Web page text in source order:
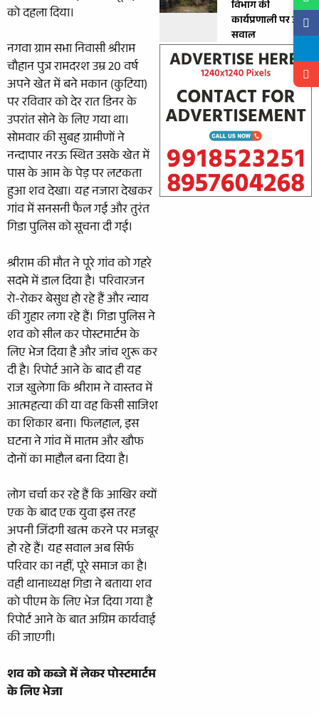
को दहला दिया।
नगवा ग्राम सभा निवासी श्रीराम
चौहान पुत्र रामदरश उम्र 20 वर्ष
अपने खेत में बने मकान (कुटिया)
पर रविवार को देर रात डिनर के
उपरांत सोने के लिए गया था।
सोमवार की सुबह ग्रामीणों ने
नन्दापार नरऊ स्थित उसके खेत में
पास के आम के पेड़ पर लटकता
हुआ शव देखा। यह नजारा देखकर
गांव में सनसनी फैल गई और तुरंत
गिडा पुलिस को सूचना दी गई।
श्रीराम की मौत ने पूरे गांव को गहरे
सदमे में डाल दिया है। परिवारजन
रो-रोकर बेसुध हो रहे हैं और न्याय
की गुहार लगा रहे हैं। गिडा पुलिस ने
शव को सील कर पोस्टमार्टम के
लिए भेज दिया है और जांच शुरू कर
दी है। रिपोर्ट आने के बाद ही यह
राज खुलेगा कि श्रीराम ने वास्तव में
आत्महत्या की या वह किसी साजिश
का शिकार बना। फिलहाल, इस
घटना ने गांव में मातम और खौफ
दोनों का माहौल बना दिया है।
लोग चर्चा कर रहे हैं कि आखिर क्यों
एक के बाद एक युवा इस तरह
अपनी जिंदगी खत्म करने पर मजबूर
हो रहे हैं। यह सवाल अब सिर्फ
परिवार का नहीं, पूरे समाज का है।
वही थानाध्यक्ष गिडा ने बताया शव
को पीएम के लिए भेज दिया गया है
रिपोर्ट आने के बात अग्रिम कार्यवाई
की जाएगी।
शव को कब्जे में लेकर पोस्टमार्टम
के लिए भेजा
विभाग की
कार्यप्रणाली पर उठे
सवाल